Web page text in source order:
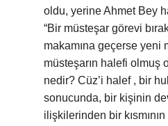
oldu, yerine Ahmet Bey
“Bir müsteşar görevi
makamına geçerse yeni
müsteşarın halefi olmuş
nedir? Cüz’i halef , bir
sonucunda, bir kişinin
ilişkilerinden bir